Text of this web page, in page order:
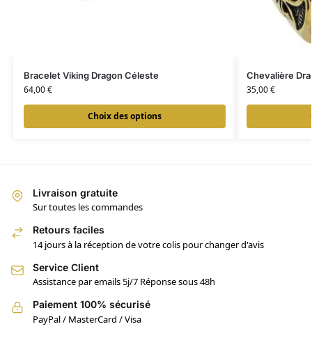
Bracelet Viking Dragon Céleste
64,00€
Choix des options
Chevalière
35,00€
Livraison gratuite
Sur toutes les commandes
Retours faciles
14 jours à la réception de votre colis pour changer d'avis
Service Client
Assistance par emails 5j/7 Réponse sous 48h
Paiement 100% sécurisé
PayPal / MasterCard / Visa